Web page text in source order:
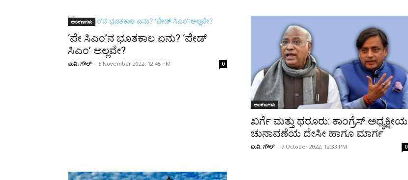
ಅಂಕಣಗಳು
‘ಪೇ ಸಿಎಂ’ನ ಭೂತಕಾಲ ಏನು? ‘ಪೇಡ್
ಸಿಎಂ’ ಅಲ್ಲವೇ?
ಐ.ವಿ. ಗೌಲ್ - 5 November 2022, 12:45 PM 0
ಅಂಕಣಗಳು
ಖರ್ಗೆ ಮತ್ತು ಥರೂರು: ಕಾಂಗ್ರೆಸ್ ಅಧ್ಯಕ್ಷೀಯ
ಚುನಾವಣೆಯ ದೇಸೀ ಹಾಗೂ ಮಾರ್ಗ
ಐ.ವಿ. ಗೌಲ್ - 7 October 2022, 12:33 PM 0